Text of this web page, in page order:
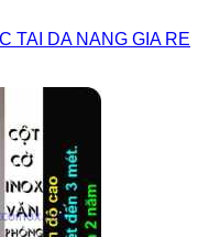
TAI DA NANG GIA RE